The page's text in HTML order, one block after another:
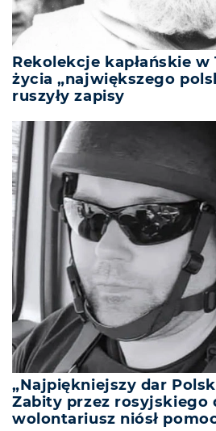
Rekolekcje kapłańskie
życia „największego
ruszyły zapisy
„Najpiękniejszy dar
Zabity przez rosyjskiego
wolontariusz niósł